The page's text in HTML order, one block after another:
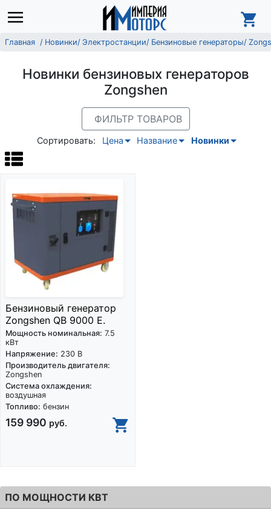
Главная Новинки Электростанции Бензиновые генераторы
Новинки бензиновых генераторов
Zongshen
ФИЛЬТР ТОВАРОВ
Сортировать: Цена Название Новинки
Бензиновый генератор
Zongshen QB 9000 E.
Мощность номинальная: 7.5
кВт
Напряжение: 230 В
Производитель двигателя:
Zongshen
Система охлаждения:
воздушная
Топливо: бензин
159 990 руб.
ПО МОЩНОСТИ КВТ